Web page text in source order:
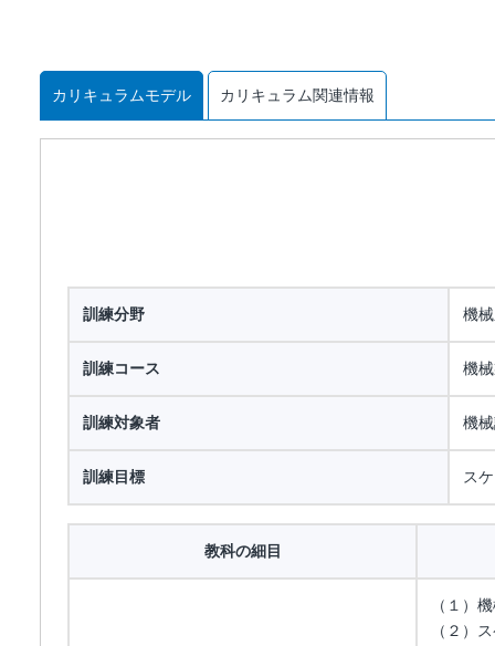
カリキュラムモデル カリキュラム関連情報
訓練分野 機
訓練コース 機
訓練対象者 機
訓練目標 ス
教科の細目
（１）
（２）